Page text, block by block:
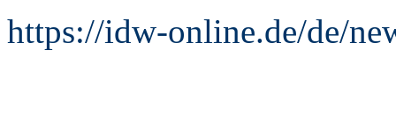
https://idw-online.de/de/